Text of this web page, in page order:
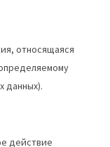
относящаяся
данных).
действие